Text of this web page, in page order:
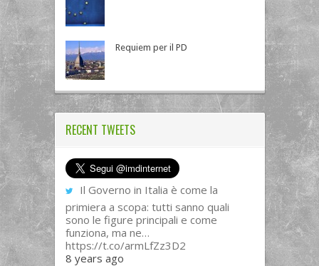
Requiem per il PD
RECENT TWEETS
Il Governo in Italia è come la
primiera a scopa: tutti sanno quali
sono le figure principali e come
funziona, ma ne…
https://t.co/armLfZz3D2
8 years ago